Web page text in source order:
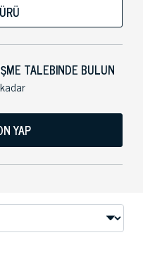
TALEBINDE BULUN
YAP